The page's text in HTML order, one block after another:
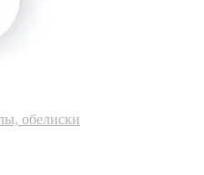
обелиски